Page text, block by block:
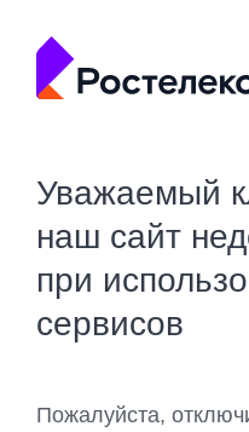
Уважаемый
наш сайт
при
сервисов
Пожалуйста,